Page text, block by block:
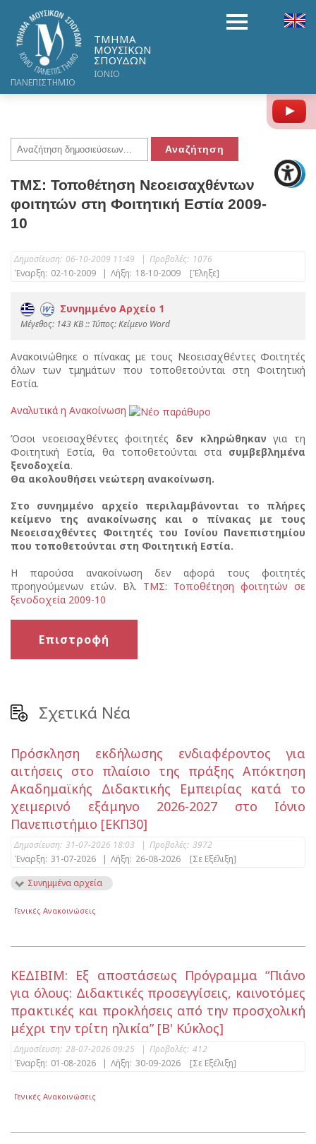
ΤΜΗΜΑ
ΜΟΥΣΙΚΩΝ
ΣΠΟΥΔΩΝ
ΙΟΝΙΟ
ΠΑΝΕΠΙΣΤΗΜΙΟ
ΤΜΣ: Τοποθέτηση Νεοεισαχθέντων
φοιτητών στη Φοιτητική Εστία 2009-
10
Δημοσίευση: 06-10-2009 11:49 | Προβολές: 1076
Έναρξη: 02-10-2009 | Λήξη: 18-10-2009 [Έληξε]
Συνημμένο Αρχείο 1
Mέγεθος: 143 KB :: Τύπος: Kείμενο Word
Ανακοινώθηκε ο πίνακας με τους Νεοεισαχθέντες Φοιτητές
όλων των τμημάτων που τοποθετούνται στη Φοιτητική
Εστία.
Αναλυτικά η Ανακοίνωση
Όσοι νεοεισαχθέντες φοιτητές δεν κληρώθηκαν για τη
Φοιτητική Εστία, θα τοποθετούνται στα συμβεβλημένα
ξενοδοχεία.
Θα ακολουθήσει νεώτερη ανακοίνωση.
Στο συνημμένο αρχείο περιλαμβάνονται το πλήρες
κείμενο της ανακοίνωσης και ο πίνακας με τους
Νεοεισαχθέντες Φοιτητές του Ιονίου Πανεπιστημίου
που τοποθετούνται στη Φοιτητική Εστία.
Η παρούσα ανακοίνωση δεν αφορά τους φοιτητές
προηγούμενων ετών. Βλ. ΤΜΣ: Τοποθέτηση φοιτητών σε
ξενοδοχεία 2009-10
Επιστροφή
Σχετικά Νέα
Πρόσκληση εκδήλωσης ενδιαφέροντος για
αιτήσεις στο πλαίσιο της πράξης Απόκτηση
Ακαδημαϊκής Διδακτικής Εμπειρίας κατά το
χειμερινό εξάμηνο 2026-2027 στο Ιόνιο
Πανεπιστήμιο [ΕΚΠ30]
Δημοσίευση: 31-07-2026 18:03 | Προβολές: 3972
Έναρξη: 31-07-2026 | Λήξη: 26-08-2026
[Σε Εξέλιξη]
Συνημμένα αρχεία
Γενικές Ανακοινώσεις
ΚΕΔΙΒΙΜ: Εξ αποστάσεως Πρόγραμμα “Πιάνο
για όλους: Διδακτικές προσεγγίσεις, καινοτόμες
πρακτικές και προκλήσεις από την προσχολική
μέχρι την τρίτη ηλικία” [Β' Κύκλος]
Δημοσίευση: 28-07-2026 09:25 | Προβολές: 412
Έναρξη: 01-08-2026 | Λήξη: 30-09-2026 [Σε Εξέλιξη]
Γενικές Ανακοινώσεις